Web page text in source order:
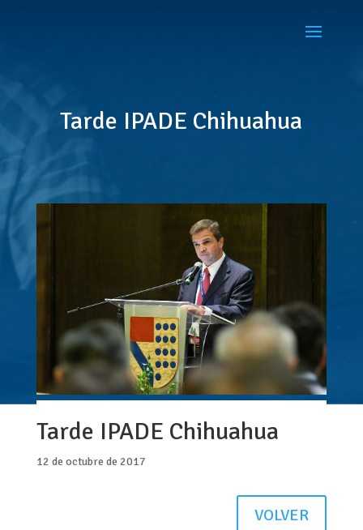
Tarde IPADE Chihuahua
Tarde IPADE Chihuahua
12 de octubre de 2017
VOLVER